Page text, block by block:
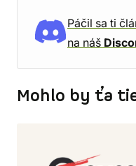
Páčil sa ti
na náš
Mohlo by ťa